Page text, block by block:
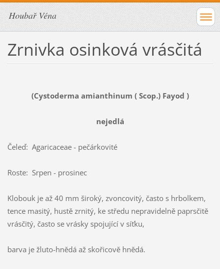
Houbař Véna
Zrnivka osinková vrásčitá
(Cystoderma amianthinum ( Scop.) Fayod )
nejedlá
Čeleď: Agaricaceae - pečárkovité
Roste: Srpen - prosinec
Klobouk je až 40 mm široký, zvoncovitý, často s hrbolkem,
tence masitý, hustě zrnitý, ke středu nepravidelně paprsčitě
vrásčitý, často se vrásky spojující v síťku,
barva je žluto-hnědá až skořicově hnědá.